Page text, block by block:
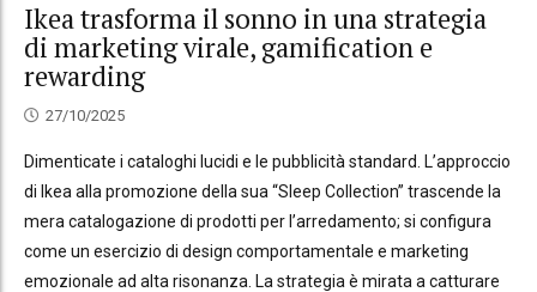
Ikea trasforma il sonno in una strategia
di marketing virale, gamification e
rewarding
27/10/2025
Dimenticate i cataloghi lucidi e le pubblicità standard. L’approccio
di Ikea alla promozione della sua “Sleep Collection” trascende la
mera catalogazione di prodotti per l’arredamento; si configura
come un esercizio di design comportamentale e marketing
emozionale ad alta risonanza. La strategia è mirata a catturare